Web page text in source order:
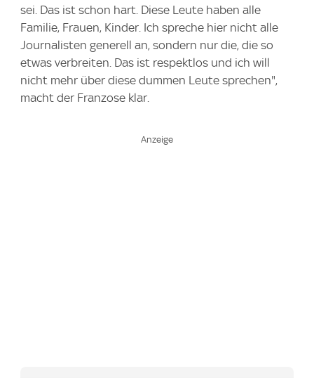
sei. Das ist schon hart. Diese Leute haben alle
Familie, Frauen, Kinder. Ich spreche hier nicht alle
Journalisten generell an, sondern nur die, die so
etwas verbreiten. Das ist respektlos und ich will
nicht mehr über diese dummen Leute sprechen",
macht der Franzose klar.